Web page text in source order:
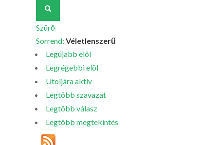
Szürő
Sorrend: Véletlenszerű
Legújabb elöl
Legrégebbi elöl
Utoljára aktív
Legtöbb szavazat
Legtöbb válasz
Legtöbb megtekintés